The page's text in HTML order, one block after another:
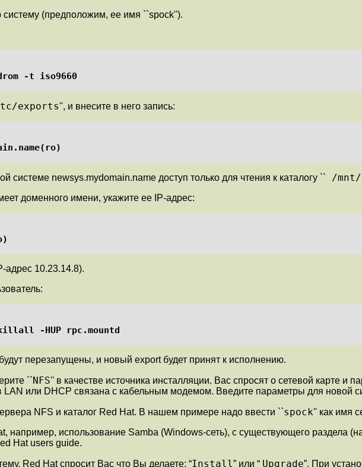
систему (предположим, ее имя ``spock'').
-t iso9660
exports'', и внесите в него запись:
системе newsys.mydomain.name доступ только для чтения к каталогу `` /mnt/
доменного имени, укажите ее IP-адрес:
адрес 10.23.14.8).
-HUP rpc.mountd
перезапущены, и новый export будет принят к исполнению.
``NFS'' в качестве источника инсталляции. Вас спросят о сетевой карте и
LAN или DHCP связана с кабельным модемом. Введите параметры для новой
NFS и каталог Red Hat. В нашем примере надо ввести ``spock'' как имя
например, использование Samba (Windows-сеть), с существующего раздела
Hat users guide.
Red Hat спросит Вас что Вы делаете: “Install” или “ Upgrade”. При